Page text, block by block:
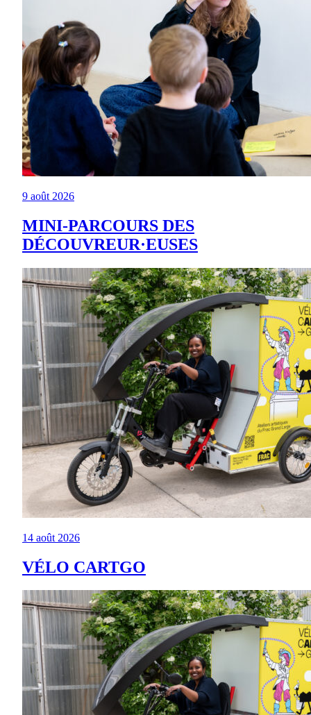
9 août 2026
MINI-PARCOURS DES
DÉCOUVREUR·EUSES
14 août 2026
VÉLO CARTGO